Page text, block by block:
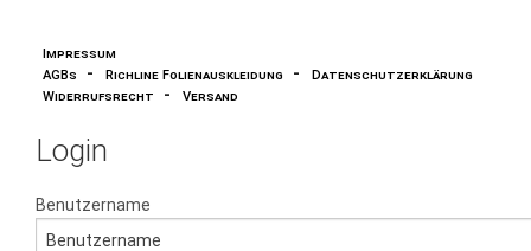
Impressum
AGBs
- Richline Folienauskleidung -
Datenschutzerklärung
Widerrufsrecht
- Versand
Login
Benutzername